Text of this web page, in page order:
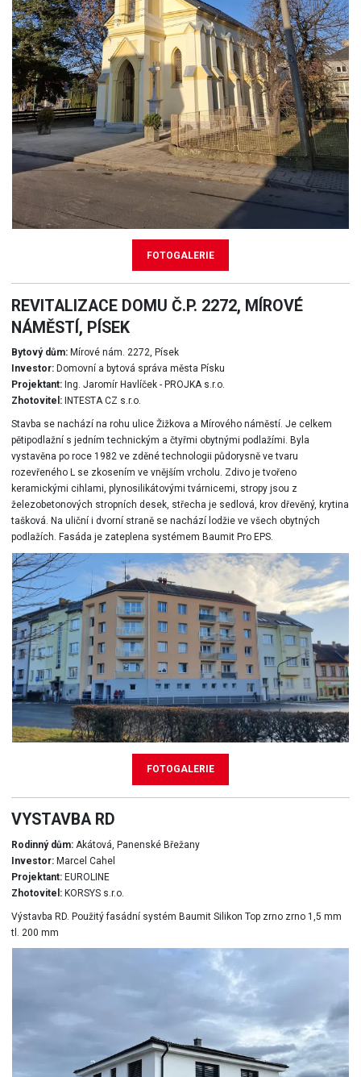
FOTOGALERIE
FOTOGALERIE
REVITALIZACE DOMU Č.P. 2272, MÍROVÉ
NÁMĚSTÍ, PÍSEK
Bytový dům:Mírové nám. 2272, Písek
Investor:Domovní a bytová správa města Písku
Projektant:Ing. Jaromír Havlíček - PROJKA s.r.o.
Zhotovitel:INTESTA CZ s.r.o.
Stavba se nachází na rohu ulice Žižkova a Mírového náměstí. Je celkem
pětipodlažní s jedním technickým a čtyřmi obytnými podlažími. Byla
vystavěna po roce 1982 ve zděné technologii půdorysně ve tvaru
rozevřeného L se zkosením ve vnějším vrcholu. Zdivo je tvořeno
keramickými cihlami, plynosilikátovými tvárnicemi, stropy jsou z
železobetonových stropních desek, střecha je sedlová, krov dřevěný, krytina
tašková. Na uliční i dvorní straně se nachází lodžie ve všech obytných
podlažích. Fasáda je zateplena systémem Baumit Pro EPS.
VYSTAVBA RD
Rodinný dům:Akátová, Panenské Břežany
Investor:Marcel Cahel
Projektant:EUROLINE
Zhotovitel:KORSYS s.r.o.
Výstavba RD. Použitý fasádní systém Baumit Silikon Top zrno zrno 1,5 mm
tl. 200 mm